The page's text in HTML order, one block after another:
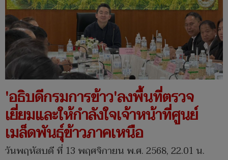
'อธิบดีกรมการข้าว'ลงพื้นที่ตรวจ
เยี่ยมและให้กำลังใจเจ้าหน้าที่ศูนย์
เมล็ดพันธุ์ข้าวภาคเหนือ
วันพฤหัสบดี ที่ 13 พฤศจิกายน พ.ศ. 2568, 22.01 น.